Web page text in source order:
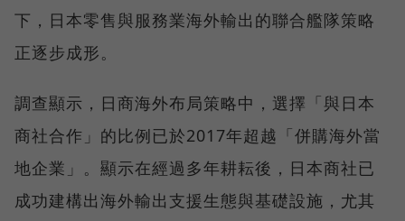
下，日本零售與服務業海外輸出的聯合艦隊策略
正逐步成形。
調查顯示，日商海外布局策略中，選擇「與日本
商社合作」的比例已於2017年超越「併購海外當
地企業」。顯示在經過多年耕耘後，日本商社已
成功建構出海外輸出支援生態與基礎設施，尤其